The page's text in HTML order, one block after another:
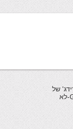
הברידג' של
Milan ,Peter, Liam ושל Gavin-לא